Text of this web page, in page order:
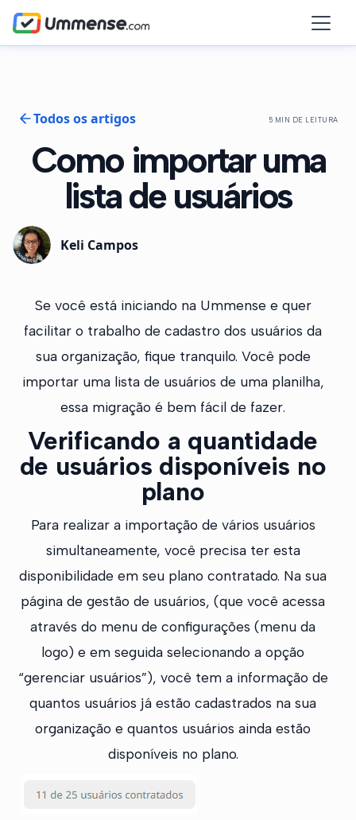
Todos os artigos 5 MIN DE LEITURA
Como importar uma
lista de usuários
Keli Campos
Se você está iniciando na Ummense e quer
facilitar o trabalho de cadastro dos usuários da
sua organização, fique tranquilo. Você pode
importar uma lista de usuários de uma planilha,
essa migração é bem fácil de fazer.
Verificando a quantidade
de usuários disponíveis no
plano
Para realizar a importação de vários usuários
simultaneamente, você precisa ter esta
disponibilidade em seu plano contratado. Na sua
página de gestão de usuários, (que você acessa
através do menu de configurações (menu da
logo) e em seguida selecionando a opção
“gerenciar usuários”), você tem a informação de
quantos usuários já estão cadastrados na sua
organização e quantos usuários ainda estão
disponíveis no plano.